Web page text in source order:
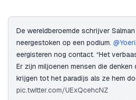
De wereldberoemde schrijver
neergestoken op een podium.
eergisteren nog contact. “Het
Er zijn miljoenen mensen die
krijgen tot het paradijs als ze hem
pic.twitter.com/UExQcehcNZ